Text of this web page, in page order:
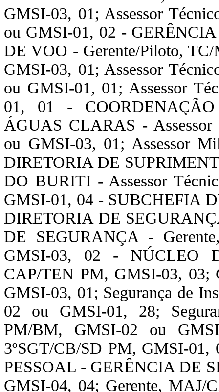
GMSI-03, 01; Assessor
ou GMSI-01, 02 -
DE VOO - Gerente/Piloto,
GMSI-03, 01; Assessor
ou GMSI-01, 01; Assessor
01, 01 -
ÁGUAS CLARAS -
ou GMSI-03, 01; Assessor
DIRETORIA DE
DO BURITI - Assessor
GMSI-01, 04 - SUBCHEFIA
DIRETORIA DE
DE SEGURANÇA -
GMSI-03, 02 - NÚCLEO
CAP/TEN PM, GMSI-03, 03;
GMSI-03, 01; Segurança de
02 ou GMSI-01, 28;
PM/BM, GMSI-02 ou
3ºSGT/CB/SD PM, GMSI-
PESSOAL - GERÊNCIA DE
GMSI-04, 04; Gerente, MAJ/